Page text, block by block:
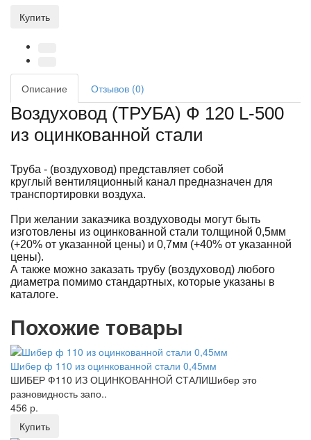
Купить
Описание Отзывов (0)
Воздуховод (ТРУБА) Ф 120 L-500
из оцинкованной стали
Труба - (воздуховод) представляет собой
круглый вентиляционный канал предназначен для
транспортировки воздуха.
При желании заказчика воздуховоды могут быть
изготовлены из оцинкованной стали толщиной 0,5мм
(+20% от указанной цены) и 0,7мм (+40% от указанной
цены).
А также можно заказать трубу (воздуховод) любого
диаметра помимо стандартных, которые указаны в
каталоге.
Похожие товары
Шибер ф 110 из оцинкованной стали 0,45мм
ШИБЕР Ф110 ИЗ ОЦИНКОВАННОЙ СТАЛИШибер это
разновидность запо..
456 р.
Купить